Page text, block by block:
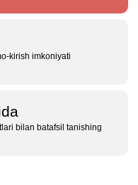
imkoniyati
bilan batafsil tanishing